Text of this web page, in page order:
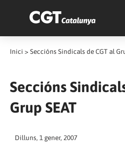
Inici > Seccións Sindicals de CGT al
Seccións
Grup SEAT
Dilluns, 1 gener, 2007